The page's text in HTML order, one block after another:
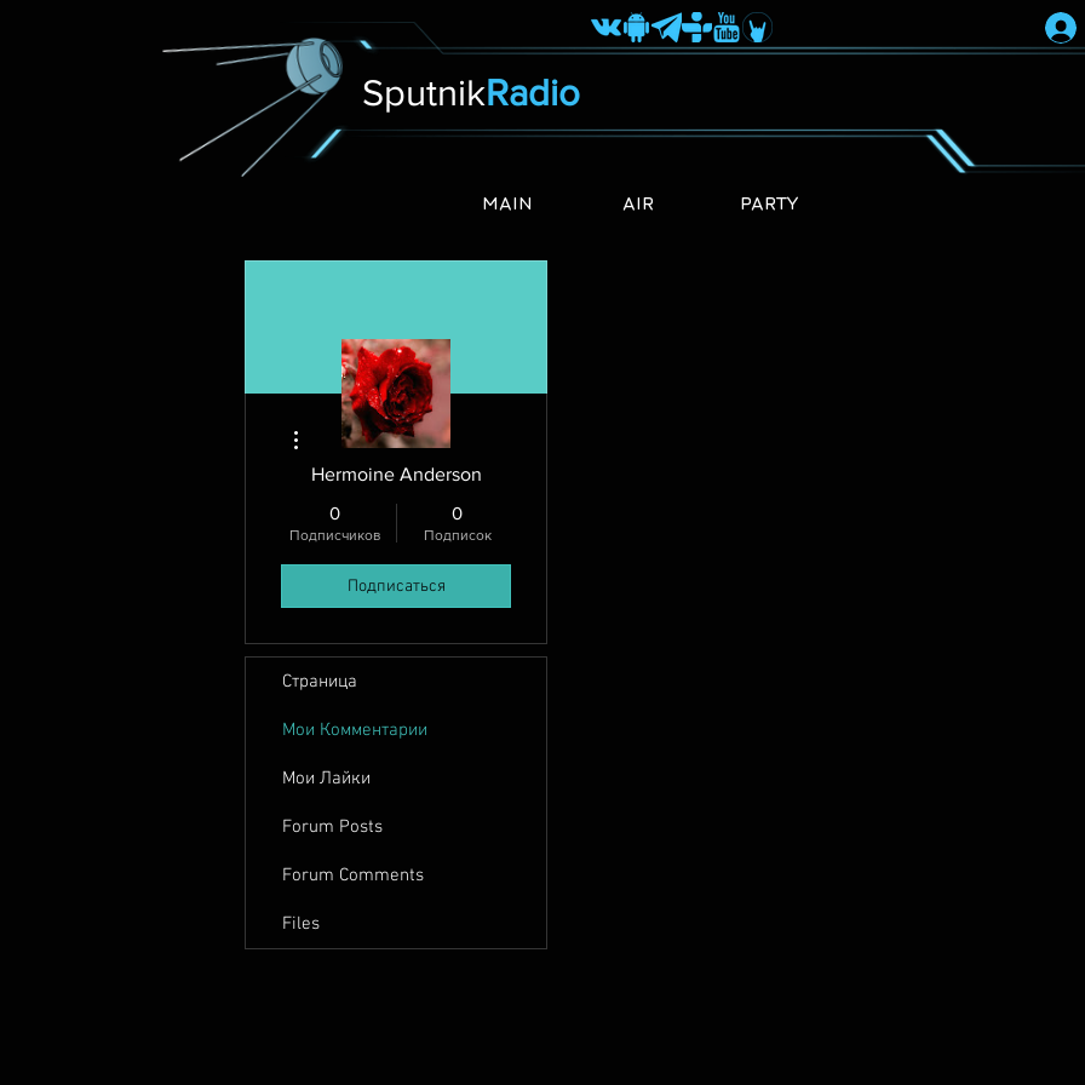
MAIN AIR PARTY
SputnikRadio
Hermoine Anderson
0
Подписчиков
0
Подписок
Подписаться
Другие действия
Страница
Мои Комментарии
Мои Лайки
Forum Posts
Forum Comments
Files